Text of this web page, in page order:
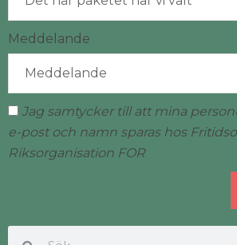
Meddelande
Jag samtycker till att mina
e-post och namn sparas hos
Riksorganisation FOR